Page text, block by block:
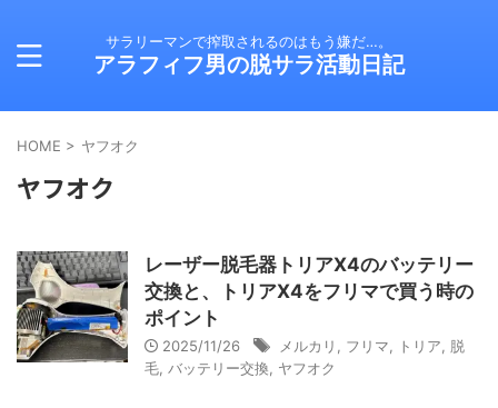
サラリーマンで搾取されるのはもう嫌だ…。
アラフィフ男の脱サラ活動日記
HOME > ヤフオク
ヤフオク
レーザー脱毛器トリアX4のバッテリー
交換と、トリアX4をフリマで買う時の
ポイント
2025/11/26 メルカリ フリマ トリア
脱
毛 バッテリー交換 ヤフオク